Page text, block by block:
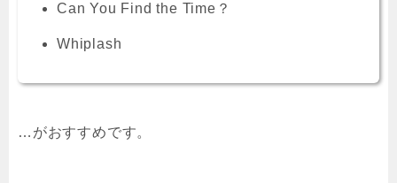
Can You Find the Time？
Whiplash
…がおすすめです。